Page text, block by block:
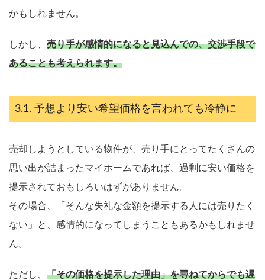
かもしれません。
しかし、 売り手が感情的になると見込んでの、交渉手段で
あることも考えられます。
予想より安い希望価格を言われても冷静に
売却しようとしている物件が、売り手にとってたくさんの
思い出が詰まったマイホームであれば、過剰に安い価格を
提示されておもしろいはずがありません。
その場合、「そんな失礼な金額を提示する人には売りたく
ない」と、感情的になってしまうこともあるかもしれませ
ん。
ただし、 「その価格を提示した理由」を尋ねてからでも遅